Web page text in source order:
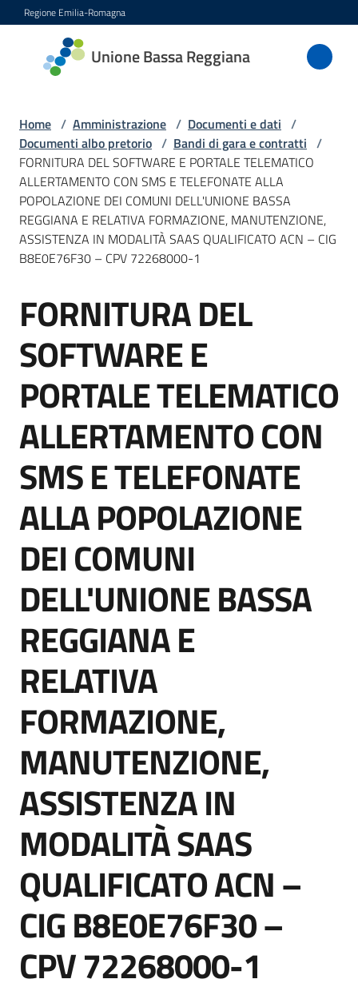
Vai al contenuto
Vai alla navigazione
Vai al footer
Regione Emilia-Romagna
Unione Bassa Reggiana
Unione
Bassa
Amministrazione
Menu selezionato
Novità
Servizi
Vivere
l'Unione
Tutti
gli
argomenti...
Seguici
su
Home / Amministrazione / Documenti e dati /
Documenti albo pretorio / Bandi di gara e contratti /
FORNITURA DEL SOFTWARE E PORTALE TELEMATICO
ALLERTAMENTO CON SMS E TELEFONATE ALLA
POPOLAZIONE DEI COMUNI DELL'UNIONE BASSA
REGGIANA E RELATIVA FORMAZIONE, MANUTENZIONE,
ASSISTENZA IN MODALITÀ SAAS QUALIFICATO ACN – CIG
B8E0E76F30 – CPV 72268000-1
Salta al contenuto
FORNITURA DEL
SOFTWARE E
PORTALE TELEMATICO
ALLERTAMENTO CON
SMS E TELEFONATE
ALLA POPOLAZIONE
DEI COMUNI
DELL'UNIONE BASSA
REGGIANA E
RELATIVA
FORMAZIONE,
MANUTENZIONE,
ASSISTENZA IN
MODALITÀ SAAS
QUALIFICATO ACN –
CIG B8E0E76F30 –
CPV 72268000-1